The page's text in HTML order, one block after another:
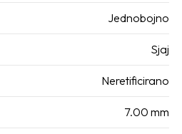
Jednobojno
Sjaj
Neretificirano
7.00 mm